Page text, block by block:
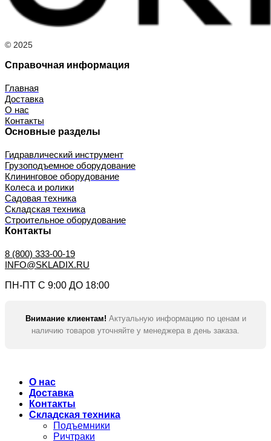
© 2025
Справочная информация
Главная
Доставка
О нас
Контакты
Основные разделы
Гидравлический инструмент
Грузоподъемное оборудование
Клининговое оборудование
Колеса и ролики
Садовая техника
Складская техника
Строительное оборудование
Контакты
8 (800) 333-00-19
INFO@SKLADIX.RU
ПН-ПТ С 9:00 ДО 18:00
Внимание клиентам! Актуальную информацию по ценам и
наличию товаров уточняйте у менеджера в день заказа.
О нас
Доставка
Контакты
Складская техника
Подъемники
Ричтраки